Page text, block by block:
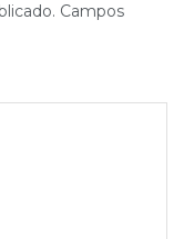
Campos